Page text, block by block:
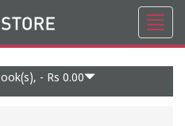
- Rs 0.00